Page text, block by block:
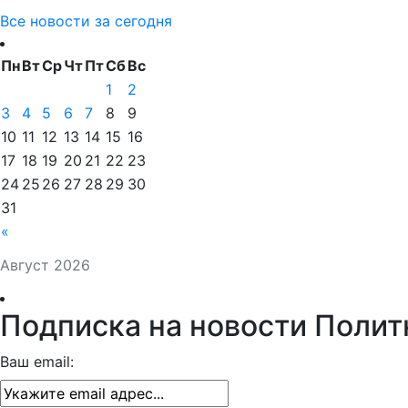
Все новости за сегодня
Август 2026
ПнВтСрЧтПтСбВс
«
1
2
3
4 5 6 7 8
9
10 11 12 13 14 15 16
17 18 19 20 21 22 23
24 25 26 27 28 29 30
31
Подписка на новости
Ваш email: